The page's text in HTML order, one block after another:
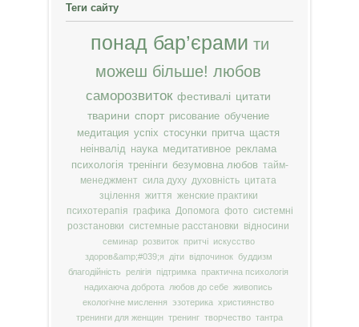
Теги сайту
понад бар’єрами ти
можеш більше! любов
саморозвиток фестивалі цитати
тварини спорт рисование обучение
медитация успіх стосунки притча щастя
неінвалід наука медитативное реклама
психологія тренінги безумовна любов тайм-
менеджмент сила духу духовність цитата
зцілення життя женские практики
психотерапія графика Допомога фото системні
розстановки системные расстановки відносини
семинар розвиток притчі
искусство
здоров&amp;#039;я
діти відпочинок буддизм
благодійність
релігія підтримка
практична психологія
надихаюча доброта
любов до себе живопись
екологічне мислення
эзотерика християнство
тренинги для женщин тренинг творчество тантра